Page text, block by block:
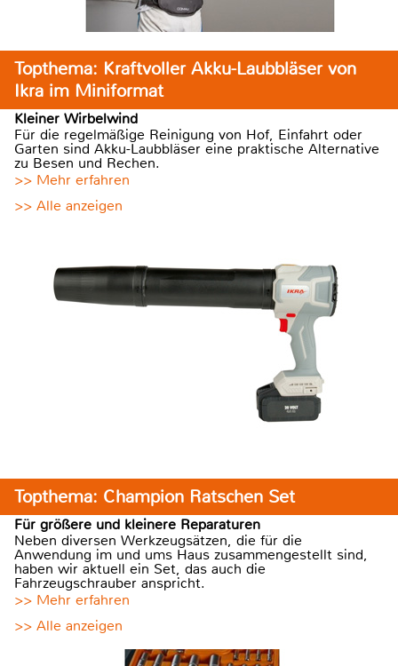
Topthema: Kraftvoller Akku-Laubbläser von
Ikra im Miniformat
Kleiner Wirbelwind
Für die regelmäßige Reinigung von Hof, Einfahrt oder
Garten sind Akku-Laubbläser eine praktische Alternative
zu Besen und Rechen.
>> Mehr erfahren
>> Alle anzeigen
Topthema: Champion Ratschen Set
Für größere und kleinere Reparaturen
Neben diversen Werkzeugsätzen, die für die
Anwendung im und ums Haus zusammengestellt sind,
haben wir aktuell ein Set, das auch die
Fahrzeugschrauber anspricht.
>> Mehr erfahren
>> Alle anzeigen